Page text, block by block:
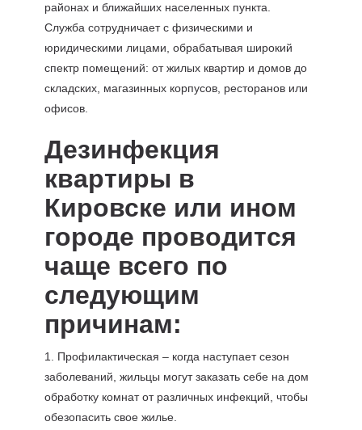
районах и ближайших населенных пункта.
Служба сотрудничает с физическими и
юридическими лицами, обрабатывая широкий
спектр помещений: от жилых квартир и домов до
складских, магазинных корпусов, ресторанов или
офисов.
Дезинфекция
квартиры в
Кировске или ином
городе проводится
чаще всего по
следующим
причинам:
1. Профилактическая – когда наступает сезон
заболеваний, жильцы могут заказать себе на дом
обработку комнат от различных инфекций, чтобы
обезопасить свое жилье.